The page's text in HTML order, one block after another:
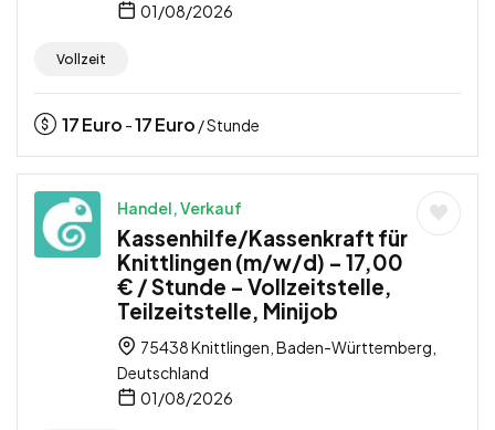
01/08/2026
Vollzeit
17Euro -17Euro / Stunde
Handel, Verkauf
Kassenhilfe/Kassenkraft für
Knittlingen (m/w/d) – 17,00
€ / Stunde – Vollzeitstelle,
Teilzeitstelle, Minijob
75438 Knittlingen, Baden-Württemberg,
Deutschland
01/08/2026